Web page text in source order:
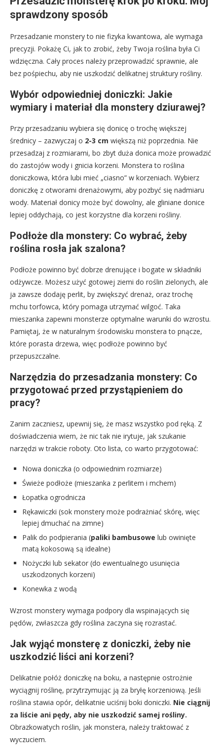
sprawdzony sposób
Przesadzanie monstery to nie fizyka kwantowa, ale wymaga
precyzji. Pokażę Ci, jak to zrobić, żeby Twoja roślina była Ci
wdzięczna. Cały proces należy przeprowadzić sprawnie, ale
bez pośpiechu, aby nie uszkodzić delikatnej struktury rośliny.
Wybór odpowiedniej doniczki: Jakie
wymiary i materiał dla monstery dziurawej?
Przy przesadzaniu wybiera się donicę o trochę większej
średnicy – zazwyczaj o 2-3 cm większą niż poprzednia. Nie
przesadzaj z rozmiarami, bo zbyt duża donica może prowadzić
do zastojów wody i gnicia korzeni. Monstera to roślina
doniczkowa, która lubi mieć „ciasno” w korzeniach. Wybierz
doniczkę z otworami drenażowymi, aby pozbyć się nadmiaru
wody. Materiał donicy może być dowolny, ale gliniane donice
lepiej oddychają, co jest korzystne dla korzeni rośliny.
Podłoże dla monstery: Co wybrać, żeby
roślina rosła jak szalona?
Podłoże powinno być dobrze drenujące i bogate w składniki
odżywcze. Możesz użyć gotowej ziemi do roślin zielonych, ale
ja zawsze dodaję perlit, by zwiększyć drenaż, oraz trochę
mchu torfowca, który pomaga utrzymać wilgoć. Taka
mieszanka zapewni monsterze optymalne warunki do wzrostu.
Pamiętaj, że w naturalnym środowisku monstera to pnącze,
które porasta drzewa, więc podłoże powinno być
przepuszczalne.
Narzędzia do przesadzania monstery: Co
przygotować przed przystąpieniem do
pracy?
Zanim zaczniesz, upewnij się, że masz wszystko pod ręką. Z
doświadczenia wiem, że nic tak nie irytuje, jak szukanie
narzędzi w trakcie roboty. Oto lista, co warto przygotować:
Nowa doniczka (o odpowiednim rozmiarze)
Świeże podłoże (mieszanka z perlitem i mchem)
Łopatka ogrodnicza
Rękawiczki (sok monstery może podrażniać skórę, więc
lepiej dmuchać na zimne)
Palik do podpierania (paliki bambusowe lub owinięte
matą kokosową są idealne)
Nożyczki lub sekator (do ewentualnego usunięcia
uszkodzonych korzeni)
Konewka z wodą
Wzrost monstery wymaga podpory dla wspinających się
pędów, zwłaszcza gdy roślina zaczyna się rozrastać.
Jak wyjąć monsterę z doniczki, żeby nie
uszkodzić liści ani korzeni?
Delikatnie połóż doniczkę na boku, a następnie ostrożnie
wyciągnij roślinę, przytrzymując ją za bryłę korzeniową. Jeśli
roślina stawia opór, delikatnie uciśnij boki doniczki. Nie ciągnij
za liście ani pędy, aby nie uszkodzić samej rośliny.
Obrazkowatych roślin, jak monstera, należy traktować z
wyczuciem.